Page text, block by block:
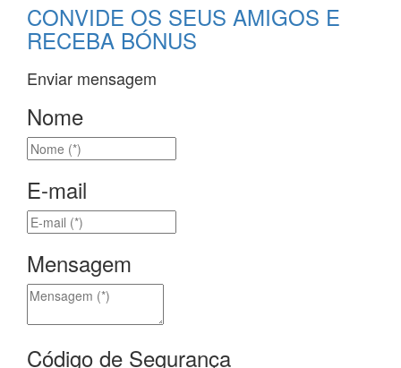
CONVIDE OS SEUS AMIGOS E
RECEBA BÓNUS
Enviar mensagem
Nome
E-mail
Mensagem
Código de Segurança